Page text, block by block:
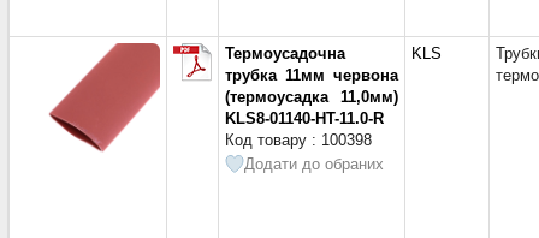
Ш =
Ш =
Ш =
Ш =
Ш =
Ш =
Ш =
Ш =
Термоусадочна
трубка 11мм червона
(термоусадка 11,0мм)
KLS8-01140-HT-11.0-R
Код товару : 100398
Додати до обраних
KLS